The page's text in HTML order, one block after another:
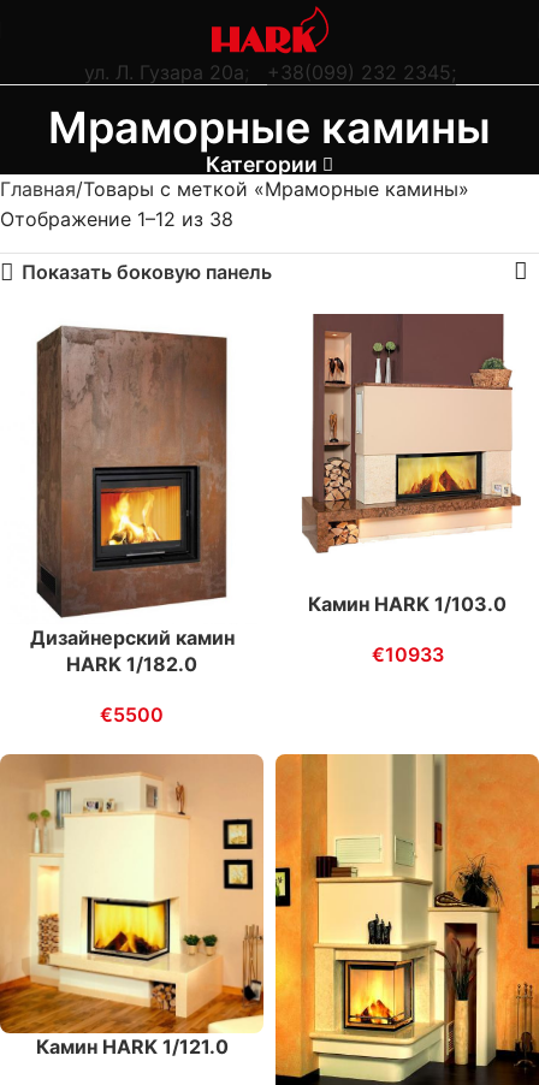
ул. Л. Гузара 20а; +38(099) 232 2345;
Мраморные камины
Категории
Главная Товары с меткой «Мраморные камины»
Отображение 1–12 из 38
Показать боковую панель
Дизайнерский камин
HARK 1/182.0
€5500
Камин HARK 1/103.0
€10933
Камин HARK 1/121.0